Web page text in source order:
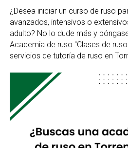
¿Desea iniciar un curso de ruso
avanzados, intensivos o
adulto? No lo dude más y
Academia de ruso "Clases de
servicios de tutoría de ruso en